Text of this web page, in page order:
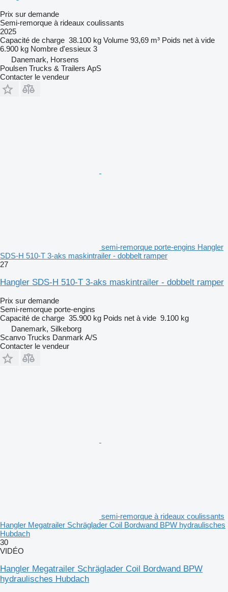
Prix sur demande
Semi-remorque à rideaux coulissants
2025
Capacité de charge 38.100 kg Volume 93,69 m³ Poids net à vide
6.900 kg Nombre d'essieux 3
Danemark, Horsens
Poulsen Trucks & Trailers ApS
Contacter le vendeur
semi-remorque porte-engins Hangler
SDS-H 510-T 3-aks maskintrailer - dobbelt ramper
27
Hangler SDS-H 510-T 3-aks maskintrailer - dobbelt ramper
Prix sur demande
Semi-remorque porte-engins
Capacité de charge 35.900 kg Poids net à vide 9.100 kg
Danemark, Silkeborg
Scanvo Trucks Danmark A/S
Contacter le vendeur
semi-remorque à rideaux coulissants
Hangler Megatrailer Schräglader Coil Bordwand BPW hydraulisches
Hubdach
30
VIDÉO
Hangler Megatrailer Schräglader Coil Bordwand BPW
hydraulisches Hubdach